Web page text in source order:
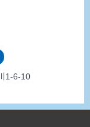
1-6-10